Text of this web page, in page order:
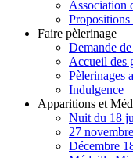
Association
Propositions
Faire pèlerinage
Demande
Accueil des
Pèlerinages
Indulgence
Apparitions et
Nuit du 18
27
Décembre